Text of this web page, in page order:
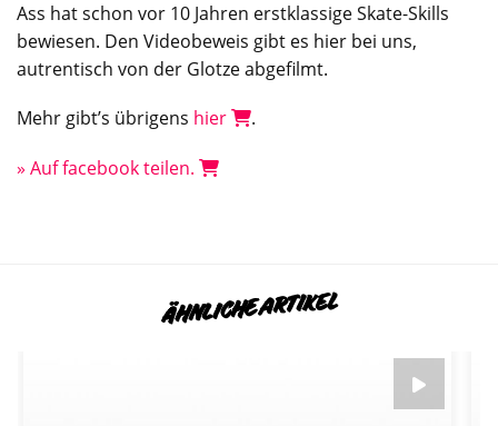
Ass hat schon vor 10 Jahren erstklassige Skate-Skills
bewiesen. Den Videobeweis gibt es hier bei uns,
autrentisch von der Glotze abgefilmt.
Mehr gibt’s übrigens hier .
» Auf facebook teilen.
ÄHNLICHE ARTIKEL